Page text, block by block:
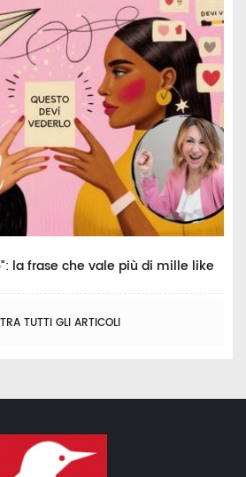
la frase che vale più di mille like
TUTTI GLI ARTICOLI